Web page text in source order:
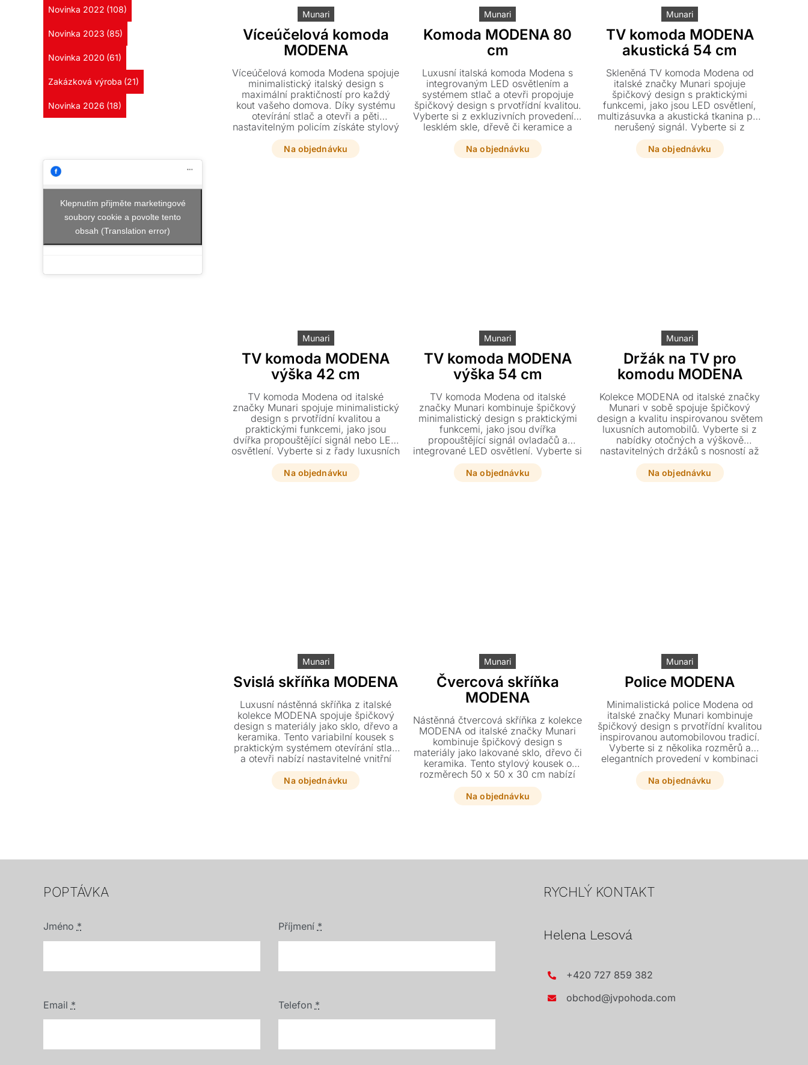
Novinka 2022 (108)
Novinka 2023 (85)
Novinka 2020 (61)
Zakázková výroba (21)
Novinka 2026 (18)
Klepnutím přijměte marketingové
soubory cookie a povolte tento
obsah (Translation error)
Munari
Víceúčelová komoda
MODENA
Víceúčelová komoda Modena spojuje
minimalistický italský design s
maximální praktičností pro každý
kout vašeho domova. Díky systému
otevírání stlač a otevři a pěti
nastavitelným policím získáte stylový
a flexibilní úložný prostor v luxusním
provedení ze skla, dřeva či keramiky.
Na objednávku
Munari
Komoda MODENA 80
cm
Luxusní italská komoda Modena s
integrovaným LED osvětlením a
systémem stlač a otevři propojuje
špičkový design s prvotřídní kvalitou.
Vyberte si z exkluzivních provedení v
lesklém skle, dřevě či keramice a
dopřejte svému interiéru styl
inspirovaný slavným městem
automobilů.
Na objednávku
Munari
TV komoda MODENA
akustická 54 cm
Skleněná TV komoda Modena od
italské značky Munari spojuje
špičkový design s praktickými
funkcemi, jako jsou LED osvětlení,
multizásuvka a akustická tkanina pro
nerušený signál. Vyberte si z
luxusních provedení ve skle, dřevě či
keramice a dopřejte svému
obývacímu pokoji kvalitu
Na objednávku
Munari
TV komoda MODENA
výška 42 cm
TV komoda Modena od italské
značky Munari spojuje minimalistický
design s prvotřídní kvalitou a
praktickými funkcemi, jako jsou
dvířka propouštějící signál nebo LED
osvětlení. Vyberte si z řady luxusních
provedení ve skle, dřevě či keramice
a přizpůsobte si rozměr přesně pro
vaši televizi.
Na objednávku
Munari
TV komoda MODENA
výška 54 cm
TV komoda Modena od italské
značky Munari kombinuje špičkový
minimalistický design s praktickými
funkcemi, jako jsou dvířka
propouštějící signál ovladačů a
integrované LED osvětlení. Vyberte si
z luxusních provedení ve skle, dřevě
či keramice a přizpůsobte si rozměry
přesně podle velikosti vaší televize.
Na objednávku
Munari
Držák na TV pro
komodu MODENA
Kolekce MODENA od italské značky
Munari v sobě spojuje špičkový
design a kvalitu inspirovanou světem
luxusních automobilů. Vyberte si z
nabídky otočných a výškově
nastavitelných držáků s nosností až
50 kg, které jsou navrženy pro
dokonalou stabilitu vaší TV. Tyto
stylové nerezové doplňky dodají
Na objednávku
Munari
Svislá skříňka MODENA
Luxusní nástěnná skříňka z italské
kolekce MODENA spojuje špičkový
design s materiály jako sklo, dřevo a
keramika. Tento variabilní kousek s
praktickým systémem otevírání stlač
a otevři nabízí nastavitelné vnitřní
police a možnost dokoupení
stylového LED osvětlení.
Na objednávku
Munari
Čvercová skříňka
MODENA
Nástěnná čtvercová skříňka z kolekce
MODENA od italské značky Munari
kombinuje špičkový design s
materiály jako lakované sklo, dřevo či
keramika. Tento stylový kousek o
rozměrech 50 x 50 x 30 cm nabízí
praktický systém otevírání stlač a
otevři a možnost doplnění o elegantní
LED osvětlení.
Na objednávku
Munari
Police MODENA
Minimalistická police Modena od
italské značky Munari kombinuje
špičkový design s prvotřídní kvalitou
inspirovanou automobilovou tradicí.
Vyberte si z několika rozměrů a
elegantních provedení v kombinaci
skla, dřeva a oceli, které dokonale
doplní váš interiér.
Na objednávku
POPTÁVKA
Jméno * Příjmení *
Email * Telefon *
RYCHLÝ KONTAKT
Helena Lesová
+420 727 859 382
obchod@jvpohoda.com